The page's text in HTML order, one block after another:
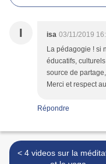
I isa 03/11/2019
La pédagogie ! si
éducatifs,
source de
Merci et respect
Répondre
< 4 videos sur la méditation